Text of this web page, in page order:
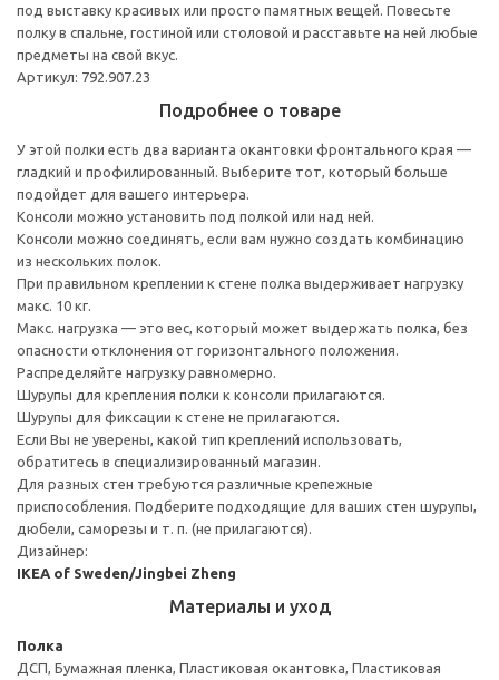
под выставку красивых или просто памятных вещей. Повесьте
полку в спальне, гостиной или столовой и расставьте на ней любые
предметы на свой вкус.
Артикул: 792.907.23
Подробнее о товаре
У этой полки есть два варианта окантовки фронтального края —
гладкий и профилированный. Выберите тот, который больше
подойдет для вашего интерьера.
Консоли можно установить под полкой или над ней.
Консоли можно соединять, если вам нужно создать комбинацию
из нескольких полок.
При правильном креплении к стене полка выдерживает нагрузку
макс. 10 кг.
Макс. нагрузка — это вес, который может выдержать полка, без
опасности отклонения от горизонтального положения.
Распределяйте нагрузку равномерно.
Шурупы для крепления полки к консоли прилагаются.
Шурупы для фиксации к стене не прилагаются.
Если Вы не уверены, какой тип креплений использовать,
обратитесь в специализированный магазин.
Для разных стен требуются различные крепежные
приспособления. Подберите подходящие для ваших стен шурупы,
дюбели, саморезы и т. п. (не прилагаются).
Дизайнер:
IKEA of Sweden/Jingbei Zheng
Материалы и уход
Полка
ДСП, Бумажная пленка, Пластиковая окантовка, Пластиковая